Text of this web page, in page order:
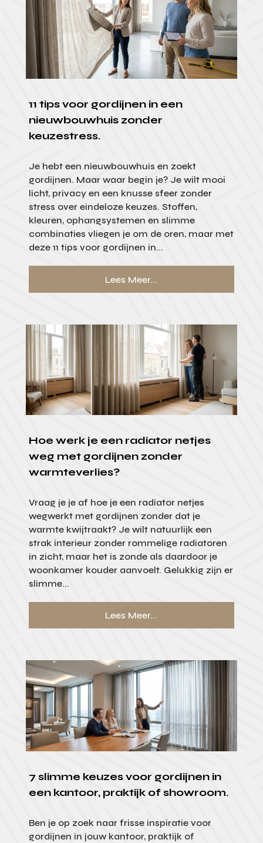
11 tips voor gordijnen in een
nieuwbouwhuis zonder
keuzestress.
Je hebt een nieuwbouwhuis en zoekt
gordijnen. Maar waar begin je? Je wilt mooi
licht, privacy en een knusse sfeer zonder
stress over eindeloze keuzes. Stoffen,
kleuren, ophangsystemen en slimme
combinaties vliegen je om de oren, maar met
deze 11 tips voor gordijnen in...
Lees Meer...
Hoe werk je een radiator netjes
weg met gordijnen zonder
warmteverlies?
Vraag je je af hoe je een radiator netjes
wegwerkt met gordijnen zonder dat je
warmte kwijtraakt? Je wilt natuurlijk een
strak interieur zonder rommelige radiatoren
in zicht, maar het is zonde als daardoor je
woonkamer kouder aanvoelt. Gelukkig zijn er
slimme...
Lees Meer...
7 slimme keuzes voor gordijnen in
een kantoor, praktijk of showroom.
Ben je op zoek naar frisse inspiratie voor
gordijnen in jouw kantoor, praktijk of